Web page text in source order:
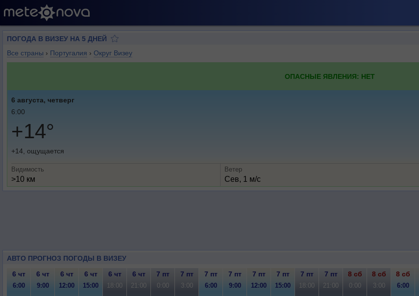
ПОГОДА В ВИЗЕУ НА 5 ДНЕЙ
Все страны › Португалия › Округ Визеу
ОПАСНЫЕ ЯВЛЕНИЯ: НЕТ
6 августа, четверг
6:00
+14°
+14, ощущается
Видимость
>10 км
Ветер
Сев, 1 м/с
АВТО ПРОГНОЗ ПОГОДЫ В ВИЗЕУ
6 чт 6 чт 6 чт 6 чт 6 чт 6 чт 7 пт 7 пт 7 пт 7 пт 7 пт 7 пт 7 пт 7 пт 8 сб 8 сб 8 сб
6:00 9:00 12:00 15:00 18:00 21:00 0:00 3:00 6:00 9:00 12:00 15:00 18:00 21:00 0:00 3:00 6:00